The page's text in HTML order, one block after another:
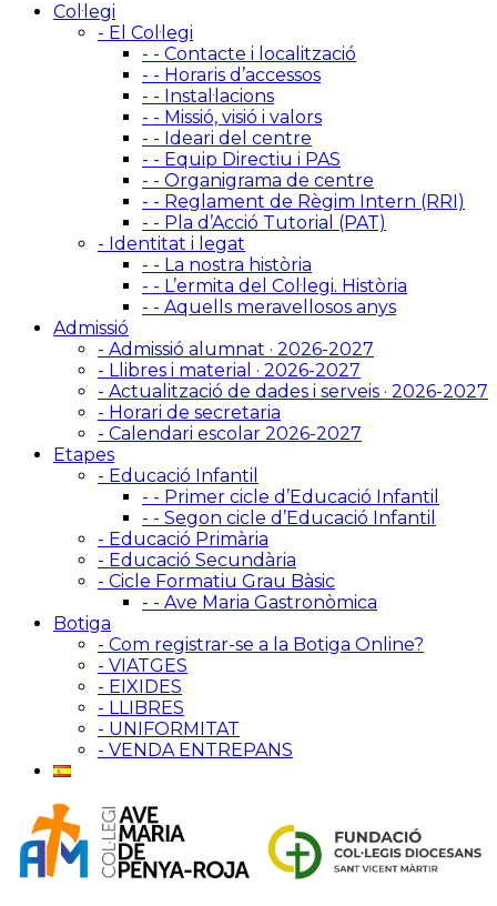
Col·legi
- El Col·legi
- - Contacte i localització
- - Horaris d’accessos
- - Instal·lacions
- - Missió, visió i valors
- - Ideari del centre
- - Equip Directiu i PAS
- - Organigrama de centre
- - Reglament de Règim Intern (RRI)
- - Pla d’Acció Tutorial (PAT)
- Identitat i legat
- - La nostra història
- - L’ermita del Col·legi. Història
- - Aquells meravellosos anys
Admissió
- Admissió alumnat · 2026-2027
- Llibres i material · 2026-2027
- Actualització de dades i serveis · 2026-2027
- Horari de secretaria
- Calendari escolar 2026-2027
Etapes
- Educació Infantil
- - Primer cicle d’Educació Infantil
- - Segon cicle d’Educació Infantil
- Educació Primària
- Educació Secundària
- Cicle Formatiu Grau Bàsic
- - Ave Maria Gastronòmica
Botiga
- Com registrar-se a la Botiga Online?
- VIATGES
- EIXIDES
- LLIBRES
- UNIFORMITAT
- VENDA ENTREPANS